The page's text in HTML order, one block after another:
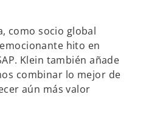
como socio global
hito en
Klein también añade
combinar lo mejor de
aún más valor